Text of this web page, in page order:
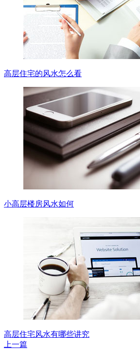
高层住宅的风水怎么看
小高层楼房风水如何
高层住宅风水有哪些讲究
上一篇